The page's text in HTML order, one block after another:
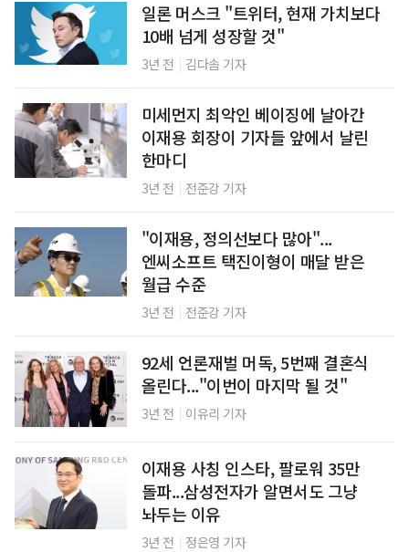
일론 머스크 "트위터, 현재 가치보다
10배 넘게 성장할 것"
3년 전 김다솜 기자
미세먼지 최악인 베이징에 날아간
이재용 회장이 기자들 앞에서 날린
한마디
3년 전 전준강 기자
"이재용, 정의선보다 많아"...
엔씨소프트 택진이형이 매달 받은
월급 수준
3년 전 전준강 기자
92세 언론재벌 머독, 5번째 결혼식
올린다..."이번이 마지막 될 것"
3년 전 이유리 기자
이재용 사칭 인스타, 팔로워 35만
돌파...삼성전자가 알면서도 그냥
놔두는 이유
3년 전 정은영 기자